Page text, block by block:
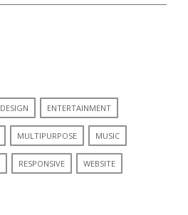
DESIGN ENTERTAINMENT
MULTIPURPOSE MUSIC
RESPONSIVE WEBSITE